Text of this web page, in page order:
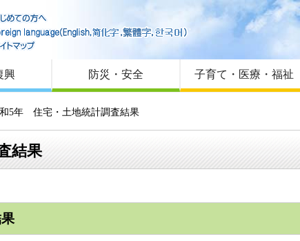
はじめての方へ
Foreign language
サイトマップ
興 防災・安全 子育て・医療・福祉
5年 住宅・土地統計調査結果
結果